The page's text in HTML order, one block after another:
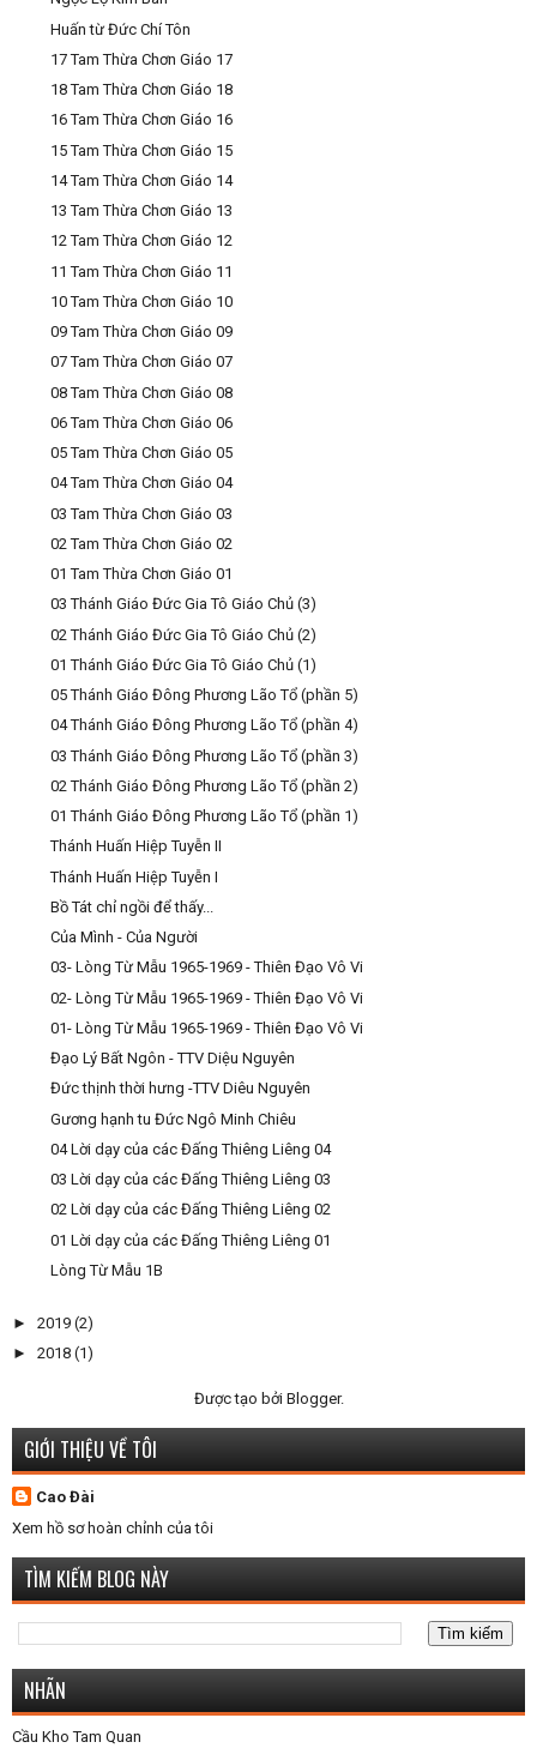
Huấn từ Đức Chí Tôn
17 Tam Thừa Chơn Giáo 17
18 Tam Thừa Chơn Giáo 18
16 Tam Thừa Chơn Giáo 16
15 Tam Thừa Chơn Giáo 15
14 Tam Thừa Chơn Giáo 14
13 Tam Thừa Chơn Giáo 13
12 Tam Thừa Chơn Giáo 12
11 Tam Thừa Chơn Giáo 11
10 Tam Thừa Chơn Giáo 10
09 Tam Thừa Chơn Giáo 09
07 Tam Thừa Chơn Giáo 07
08 Tam Thừa Chơn Giáo 08
06 Tam Thừa Chơn Giáo 06
05 Tam Thừa Chơn Giáo 05
04 Tam Thừa Chơn Giáo 04
03 Tam Thừa Chơn Giáo 03
02 Tam Thừa Chơn Giáo 02
01 Tam Thừa Chơn Giáo 01
03 Thánh Giáo Đức Gia Tô Giáo Chủ (3)
02 Thánh Giáo Đức Gia Tô Giáo Chủ (2)
01 Thánh Giáo Đức Gia Tô Giáo Chủ (1)
05 Thánh Giáo Đông Phương Lão Tổ (phần 5)
04 Thánh Giáo Đông Phương Lão Tổ (phần 4)
03 Thánh Giáo Đông Phương Lão Tổ (phần 3)
02 Thánh Giáo Đông Phương Lão Tổ (phần 2)
01 Thánh Giáo Đông Phương Lão Tổ (phần 1)
Thánh Huấn Hiệp Tuyễn II
Thánh Huấn Hiệp Tuyễn I
Bồ Tát chỉ ngồi để thấy...
Của Mình - Của Người
03- Lòng Từ Mẫu 1965-1969 - Thiên Đạo Vô Vi
02- Lòng Từ Mẫu 1965-1969 - Thiên Đạo Vô Vi
01- Lòng Từ Mẫu 1965-1969 - Thiên Đạo Vô Vi
Đạo Lý Bất Ngôn - TTV Diệu Nguyên
Đức thịnh thời hưng -TTV Diêu Nguyên
Gương hạnh tu Đức Ngô Minh Chiêu
04 Lời dạy của các Đấng Thiêng Liêng 04
03 Lời dạy của các Đấng Thiêng Liêng 03
02 Lời dạy của các Đấng Thiêng Liêng 02
01 Lời dạy của các Đấng Thiêng Liêng 01
Lòng Từ Mẫu 1B
► 2019 (2)
► 2018 (1)
Được tạo bởi Blogger.
GIỚI THIỆU VỀ TÔI
Cao Đài
Xem hồ sơ hoàn chỉnh của tôi
TÌM KIẾM BLOG NÀY
NHÃN
Cầu Kho Tam Quan